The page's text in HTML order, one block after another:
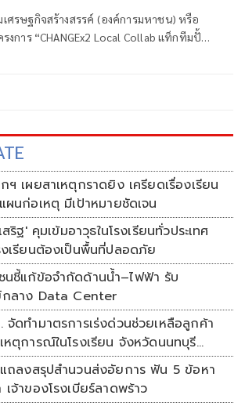
เศรษฐกิจสร้างสรรค์ (องค์การมหาชน) หรือ
รงการ “CHANGEx2 Local Collab แท็กทีมปั้น
ฯ เผยสาเหตุกราดยิง เครียดเรื่องเรียน
ผนก่อเหตุ มีเป้าหมายชัดเจน
สริฐ' คุมเข้มอาวุธในโรงเรียนทั่วประเทศ
งเรียนต้องเป็นพื้นที่ปลอดภัย
นชี้แก้ข้อจำกัดด้านน้ำ–ไฟฟ้า รับ
ลาง Data Center
จัดทำมาตรการเร่งด่วนช่วยเหลือลูกค้า
หตุการณ์ในโรงเรียน จังหวัดนนทบุรี
สียชีวิตหรือทุพพลภาพลดดอกเบี้ยเหลือ
ต่อปี ตลอดอายุสัญญา
ถลงสรุปสำนวนส่งอัยการ ฟัน 5 ข้อหา
จ้าของโรงเบียร์ลาดพร้าว